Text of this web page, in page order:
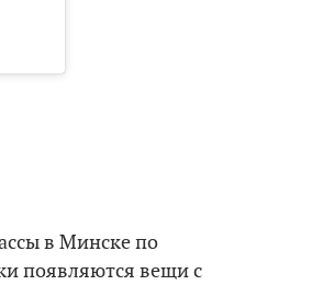
в Минске по
появляются вещи с